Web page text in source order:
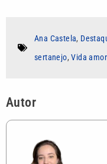
Ana Castela,
sertanejo,Vida
Autor